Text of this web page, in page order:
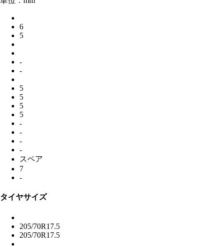
6
5
-
-
5
5
5
5
-
-
-
-
スペア
7
-
タイヤサイズ
205/70R17.5
205/70R17.5